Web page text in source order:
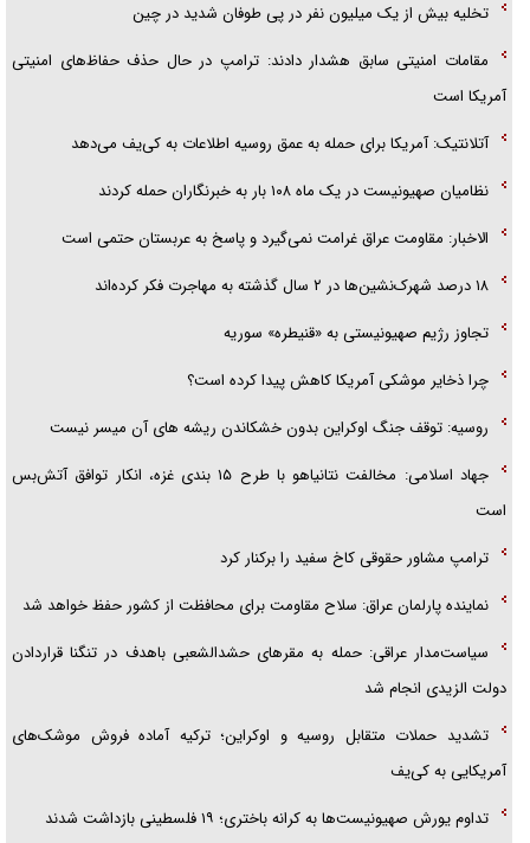
تخلیه بیش از یک میلیون نفر در پی طوفان شدید در چین
مقامات امنیتی سابق هشدار دادند: ترامپ در حال حذف حفاظ‌های امنیتی
آمریکا است
آتلانتیک: آمریکا برای حمله به عمق روسیه اطلاعات به کی‌یف می‌دهد
نظامیان صهیونیست در یک ماه ۱۰۸ بار به خبرنگاران حمله کردند
الاخبار: مقاومت عراق غرامت نمی‌گیرد و پاسخ به عربستان حتمی است
۱۸ درصد شهرک‌نشین‌ها در ۲ سال گذشته به مهاجرت فکر کرده‌اند
تجاوز رژیم صهیونیستی به «قنیطره» سوریه
چرا ذخایر موشکی آمریکا کاهش پیدا کرده است؟
روسیه: توقف جنگ اوکراین بدون خشکاندن ریشه های آن میسر نیست
جهاد اسلامی: مخالفت نتانیاهو با طرح ۱۵ بندی غزه، انکار توافق آتش‌بس
است
ترامپ مشاور حقوقی کاخ سفید را برکنار کرد
نماینده پارلمان عراق: سلاح مقاومت برای محافظت از کشور حفظ خواهد شد
سیاست‌مدار عراقی: حمله به مقرهای حشدالشعبی باهدف در تنگنا قراردادن
دولت الزیدی انجام شد
تشدید حملات متقابل روسیه و اوکراین؛ ترکیه آماده فروش موشک‌های
آمریکایی به کی‌یف
تداوم یورش صهیونیست‌ها به کرانه باختری؛ ۱۹ فلسطینی بازداشت شدند